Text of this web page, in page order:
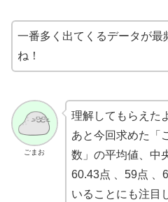
一番多く出てくるデータが最
ね！
ごまお
理解してもらえた
あと今回求めた「
数」の平均値、中
60.43点 、59点 、
いることにも注目